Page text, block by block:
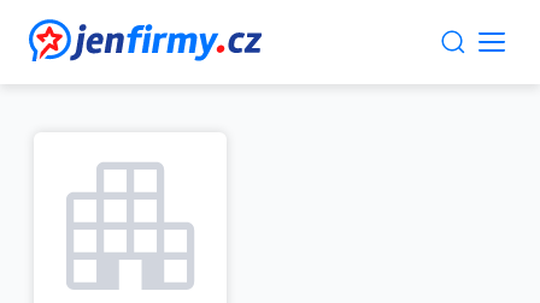
JenFirmy.cz